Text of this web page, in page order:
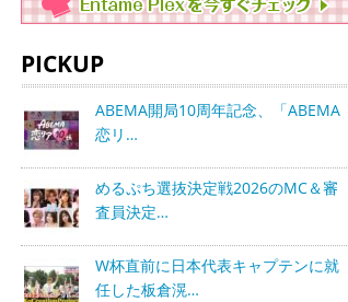
PICKUP
ABEMA開局10周年記念、「ABEMA
恋リ…
めるぷち選抜決定戦2026のMC＆審
査員決定…
W杯直前に日本代表キャプテンに就
任した板倉滉…